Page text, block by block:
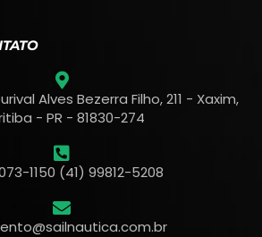
Alves Bezerra Filho, 211 - Xaxim,
- PR - 81830-274
1150 (41) 99812-5208